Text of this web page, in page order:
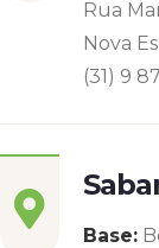
Rua
Nova
(31) 9
Base: